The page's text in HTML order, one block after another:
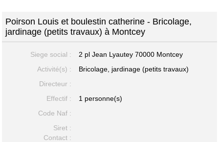
Poirson Louis et boulestin catherine - Bricolage,
jardinage (petits travaux) à Montcey
Siege social : 2 pl Jean Lyautey70000 Montcey
Activité(s) :
Bricolage, jardinage (petits travaux)
Directeur :
Effectif :
1 personne(s)
Code Naf :
Siret :
Contact :